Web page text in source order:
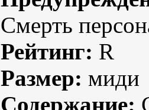
Смерть
Рейтинг: R
Размер: миди
Содержание: